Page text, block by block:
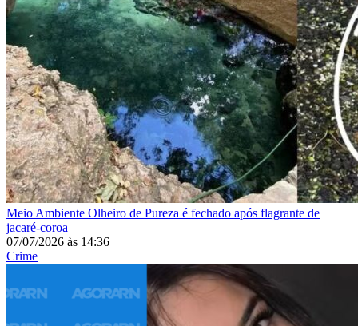
Meio Ambiente Olheiro de Pureza é fechado após flagrante de
jacaré-coroa
07/07/2026 às 14:36
Crime